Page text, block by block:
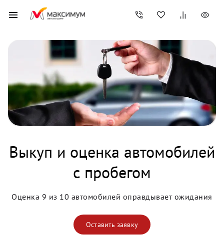
Выкуп и оценка автомобилей
с пробегом
Оценка 9 из 10 автомобилей оправдывает ожидания
Оставить заявку